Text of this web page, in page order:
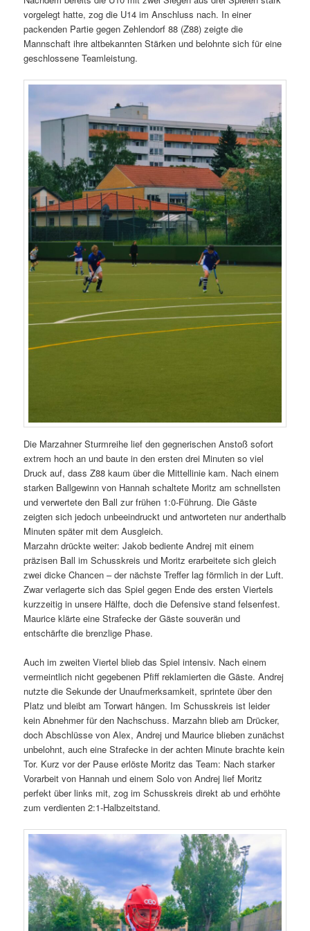
vorgelegt hatte, zog die U14 im Anschluss nach. In einer
packenden Partie gegen Zehlendorf 88 (Z88) zeigte die
Mannschaft ihre altbekannten Stärken und belohnte sich für eine
geschlossene Teamleistung.
Die Marzahner Sturmreihe lief den gegnerischen Anstoß sofort
extrem hoch an und baute in den ersten drei Minuten so viel
Druck auf, dass Z88 kaum über die Mittellinie kam. Nach einem
starken Ballgewinn von Hannah schaltete Moritz am schnellsten
und verwertete den Ball zur frühen 1:0-Führung. Die Gäste
zeigten sich jedoch unbeeindruckt und antworteten nur anderthalb
Minuten später mit dem Ausgleich.
Marzahn drückte weiter: Jakob bediente Andrej mit einem
präzisen Ball im Schusskreis und Moritz erarbeitete sich gleich
zwei dicke Chancen – der nächste Treffer lag förmlich in der Luft.
Zwar verlagerte sich das Spiel gegen Ende des ersten Viertels
kurzzeitig in unsere Hälfte, doch die Defensive stand felsenfest.
Maurice klärte eine Strafecke der Gäste souverän und
entschärfte die brenzlige Phase.
Auch im zweiten Viertel blieb das Spiel intensiv. Nach einem
vermeintlich nicht gegebenen Pfiff reklamierten die Gäste. Andrej
nutzte die Sekunde der Unaufmerksamkeit, sprintete über den
Platz und bleibt am Torwart hängen. Im Schusskreis ist leider
kein Abnehmer für den Nachschuss. Marzahn blieb am Drücker,
doch Abschlüsse von Alex, Andrej und Maurice blieben zunächst
unbelohnt, auch eine Strafecke in der achten Minute brachte kein
Tor. Kurz vor der Pause erlöste Moritz das Team: Nach starker
Vorarbeit von Hannah und einem Solo von Andrej lief Moritz
perfekt über links mit, zog im Schusskreis direkt ab und erhöhte
zum verdienten 2:1-Halbzeitstand.